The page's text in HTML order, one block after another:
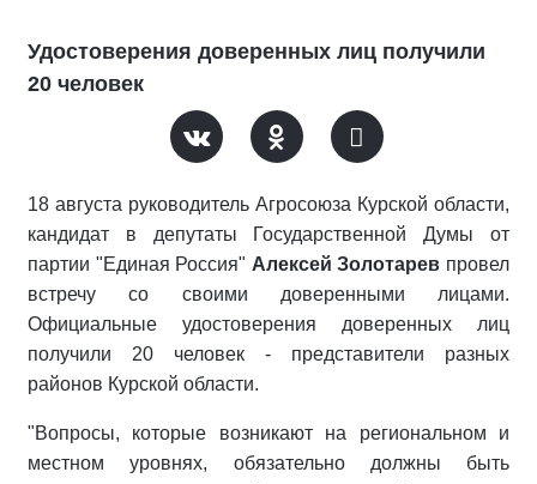
Удостоверения доверенных лиц получили
20 человек
18 августа руководитель Агросоюза Курской области,
кандидат в депутаты Государственной Думы от
партии "Единая Россия" Алексей Золотарев провел
встречу со своими доверенными лицами.
Официальные удостоверения доверенных лиц
получили 20 человек - представители разных
районов Курской области.
"Вопросы, которые возникают на региональном и
местном уровнях, обязательно должны быть